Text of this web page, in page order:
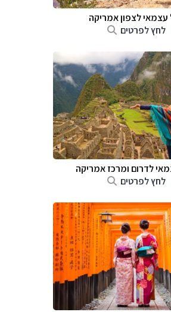
עצמאי לצפון אמריקה
לחץ לפרטים
לדרום ומרכז אמריקה
לחץ לפרטים